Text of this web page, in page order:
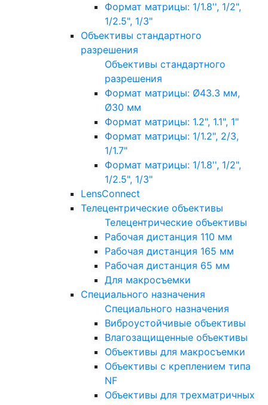
Формат матрицы: 1/1.8'', 1/2",
1/2.5", 1/3"
Объективы стандартного
разрешения
Объективы стандартного
разрешения
Формат матрицы: Ø43.3 мм,
Ø30 мм
Формат матрицы: 1.2", 1.1", 1"
Формат матрицы: 1/1.2", 2/3,
1/1.7"
Формат матрицы: 1/1.8'', 1/2",
1/2.5", 1/3"
LensConnect
Телецентрические объективы
Телецентрические объективы
Рабочая дистанция 110 мм
Рабочая дистанция 165 мм
Рабочая дистанция 65 мм
Для макросъемки
Специального назначения
Специального назначения
Виброустойчивые объективы
Влагозащищенные объективы
Объективы для макросъемки
Объективы с креплением типа
NF
Объективы для трехматричных